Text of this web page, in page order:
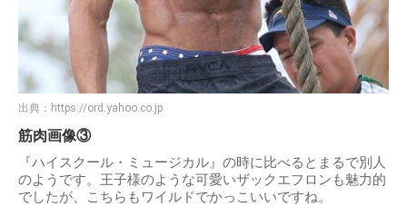
出典： https://ord.yahoo.co.jp
筋肉画像③
『ハイスクール・ミュージカル』の時に比べるとまるで別人
のようです。王子様のような可愛いザックエフロンも魅力的
でしたが、こちらもワイルドでかっこいいですね。